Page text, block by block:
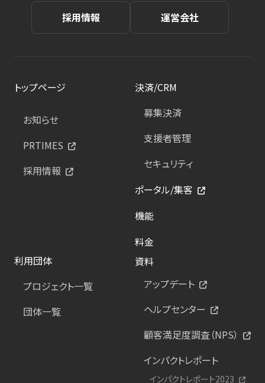
採用情報 運営会社
トップページ
お知らせ
PRTIMES
採用情報
決済/CRM
募集決済
支援者管理
セキュリティ
ポータル/集客
機能
料金
利用団体
プロジェクト一覧
団体一覧
資料
アップデート
ヘルプセンター
顧客満足度調査（NPS）
インパクトレポート
インパクトレポート2023